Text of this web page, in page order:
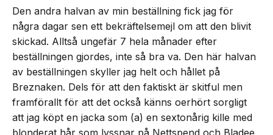
Den andra halvan av min beställning fick jag för
några dagar sen ett bekräftelsemejl om att den blivit
skickad. Alltså ungefär 7 hela månader efter
beställningen gjordes, inte så bra va. Den här halvan
av beställningen skyller jag helt och hållet på
Breznaken. Dels för att den faktiskt är skitful men
framförallt för att det också känns oerhört sorgligt
att jag köpt en jacka som (a) en sextonårig kille med
blonderat hår som lyssnar på Nettspend och Bladee,